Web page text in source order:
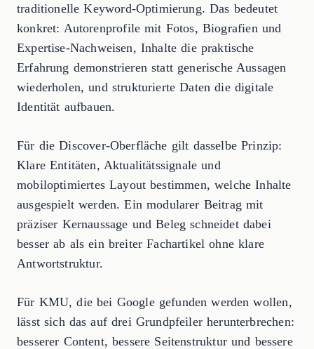
traditionelle Keyword-Optimierung. Das bedeutet
konkret: Autorenprofile mit Fotos, Biografien und
Expertise-Nachweisen, Inhalte die praktische
Erfahrung demonstrieren statt generische Aussagen
wiederholen, und strukturierte Daten die digitale
Identität aufbauen.
Für die Discover-Oberfläche gilt dasselbe Prinzip:
Klare Entitäten, Aktualitätssignale und
mobiloptimiertes Layout bestimmen, welche Inhalte
ausgespielt werden. Ein modularer Beitrag mit
präziser Kernaussage und Beleg schneidet dabei
besser ab als ein breiter Fachartikel ohne klare
Antwortstruktur.
Für KMU, die bei Google gefunden werden wollen,
lässt sich das auf drei Grundpfeiler herunterbrechen:
besserer Content, bessere Seitenstruktur und bessere